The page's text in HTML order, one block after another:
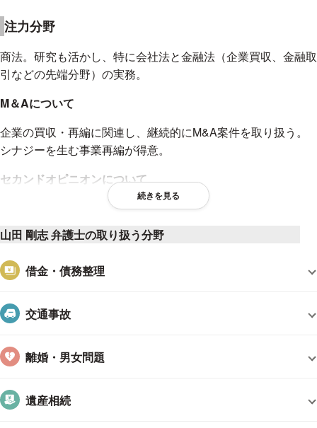
注力分野
商法。研究も活かし、特に会社法と金融法（企業買収、金融取
引などの先端分野）の実務。
M＆Aについて
企業の買収・再編に関連し、継続的にM&A案件を取り扱う。
シナジーを生む事業再編が得意。
セカンドオピニオンについて
実際の経営判断や事業再編に関連して、中立的な立場からの意
見書、第三者委員会など、正確な評価、相談が可能です。
最新事案（三ツ星事件）等を踏まえて、IR対応、スキーム（買
収防衛策）構築が可能です。
経歴
究科博士後期課程単位取得。
続きを見る
山田 剛志 弁護士の取り扱う分野
借金・債務整理
交通事故
離婚・男女問題
遺産相続